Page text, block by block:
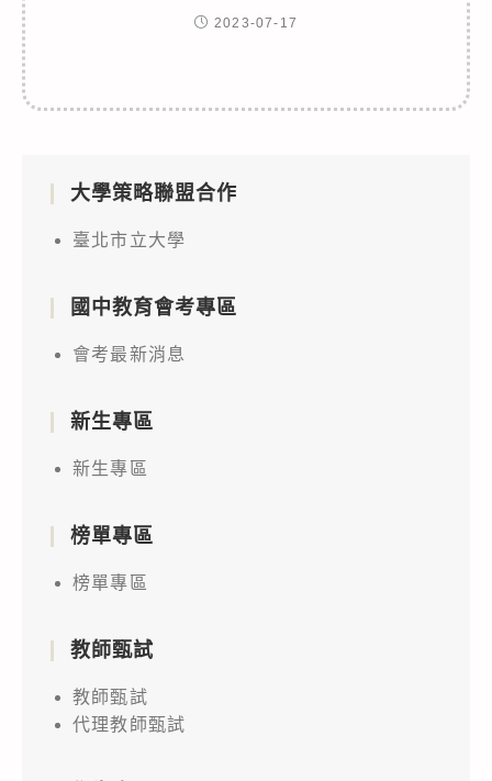
2023-07-17
大學策略聯盟合作
臺北市立大學
國中教育會考專區
會考最新消息
新生專區
新生專區
榜單專區
榜單專區
教師甄試
教師甄試
代理教師甄試